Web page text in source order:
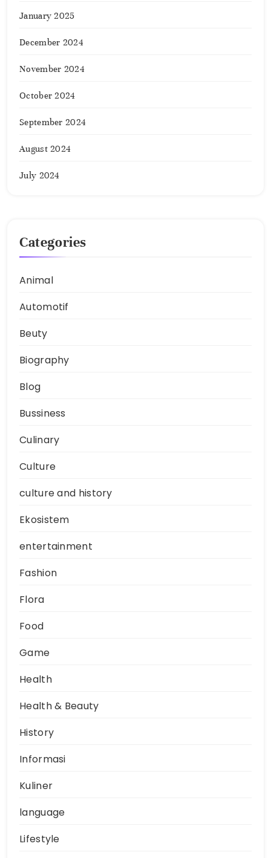
January 2025
December 2024
November 2024
October 2024
September 2024
August 2024
July 2024
Categories
Animal
Automotif
Beuty
Biography
Blog
Bussiness
Culinary
Culture
culture and history
Ekosistem
entertainment
Fashion
Flora
Food
Game
Health
Health & Beauty
History
Informasi
Kuliner
language
Lifestyle